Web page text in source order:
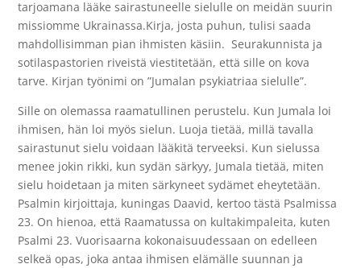
tarjoamana lääke sairastuneelle sielulle on meidän suurin
missiomme Ukrainassa.Kirja, josta puhun, tulisi saada
mahdollisimman pian ihmisten käsiin. Seurakunnista ja
sotilaspastorien riveistä viestitetään, että sille on kova
tarve. Kirjan työnimi on ”Jumalan psykiatriaa sielulle”.
Sille on olemassa raamatullinen perustelu. Kun Jumala loi
ihmisen, hän loi myös sielun. Luoja tietää, millä tavalla
sairastunut sielu voidaan lääkitä terveeksi. Kun sielussa
menee jokin rikki, kun sydän särkyy, Jumala tietää, miten
sielu hoidetaan ja miten särkyneet sydämet eheytetään.
Psalmin kirjoittaja, kuningas Daavid, kertoo tästä Psalmissa
23. On hienoa, että Raamatussa on kultakimpaleita, kuten
Psalmi 23. Vuorisaarna kokonaisuudessaan on edelleen
selkeä opas, joka antaa ihmisen elämälle suunnan ja